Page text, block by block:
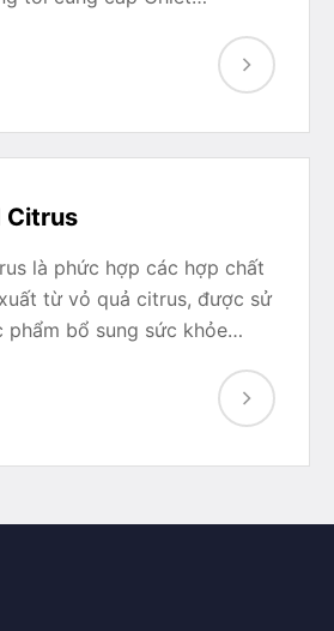
Citrus
là phức hợp các hợp chất
từ vỏ quả citrus, được sử
phẩm bổ sung sức khỏe…